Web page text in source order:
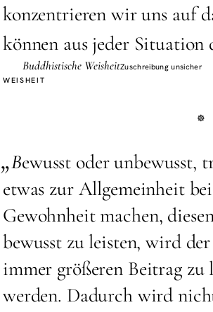
konzentrieren wir uns auf
können aus jeder Situation
Buddhistische WeisheitZuschreibung unsicher
WEISHEIT
„Bewusst oder unbewusst,
etwas zur Allgemeinheit
Gewohnheit machen,
bewusst zu leisten, wird
immer größeren Beitrag zu
werden. Dadurch wird